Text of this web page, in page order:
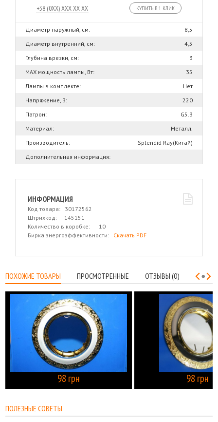
КУПИТЬ В 1 КЛИК
Диаметр наружный, см:
8,5
Диаметр внутренний, см:
4,5
Глубина врезки, см:
3
MAX мощность лампы, Вт:
35
Лампы в комплекте:
Нет
Напряжение, В:
220
Патрон:
G5.3
Материал:
Металл.
Производитель:
Splendid Ray(Китай)
Дополнительная информация:
ИНФОРМАЦИЯ
Код товара: 30172562
Штрихкод: 145151
Количество в коробке: 10
Бирка энергоэффективности: Скачать PDF
ПОХОЖИЕ ТОВАРЫ ПРОСМОТРЕННЫЕ ОТЗЫВЫ (0)
98 грн 98 грн
ПОЛЕЗНЫЕ СОВЕТЫ